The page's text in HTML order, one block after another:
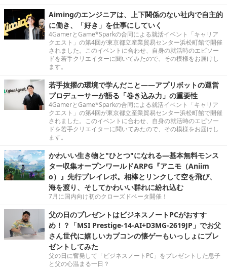
Aimingのエンジニアは、上下関係のない社内で自主的
に働き、「好き」を仕事にしていく
4GamerとGame*Sparkの合同による就活イベント「キャリア
クエスト」の第4回が東京都立産業貿易センター浜松町館で開催
されました。このイベントに合わせ、自身の就活時のエピソー
ドを若手クリエイターに聞いてみたので、その模様をお届けし
ます。
若手抜擢の環境で学んだこと――アプリボットの運営
プロデューサーが語る「巻き込み力」の重要性
4GamerとGame*Sparkの合同による就活イベント「キャリア
クエスト」の第4回が東京都立産業貿易センター浜松町館で開催
されました。このイベントに合わせ、自身の就活時のエピソー
ドを若手クリエイターに聞いてみたので、その模様をお届けし
ます。
かわいい生き物と"ひとつ"になれる―基本無料モンス
ター収集オープンワールドARPG『アニモ（Aniim
o）』先行プレイレポ。相棒とリンクして空を飛び、
海を渡り、そしてかわいい群れに紛れ込む
7月に国内向け初のクローズドベータ開催！
父の日のプレゼントはビジネスノートPCがおすす
め！？「MSI Prestige-14-AI+D3MG-2619JP」でお父
さん世代に嬉しいカプコンの懐ゲーもいっしょにプレ
ゼントしてみた
父の日に奮発して「ビジネスノートPC」をプレゼントした息子
と父の心温まる一日？